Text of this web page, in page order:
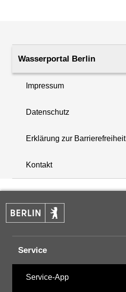
+
−
Wasserportal Berlin
Impressum
Datenschutz
Erklärung zur Barrierefreiheit
Kontakt
Service
Service-App